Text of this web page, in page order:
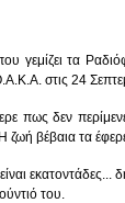
γεμίζει τα
στις 24
πως δεν
βέβαια τα
εκατοντάδες...
του.